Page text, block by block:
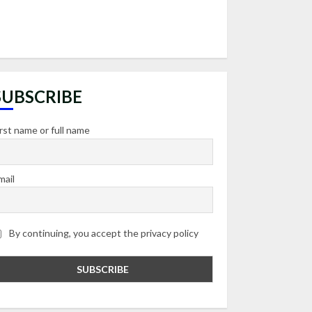
name or full name
By continuing, you accept the privacy policy